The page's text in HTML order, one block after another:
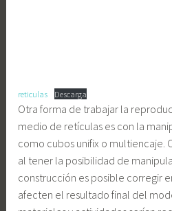
reticulas Descarga
Otra forma de trabajar la
medio de retículas es con la
como cubos unifix o multiencaje.
al tener la posibilidad de
construcción es posible corregir
afecten el resultado final del